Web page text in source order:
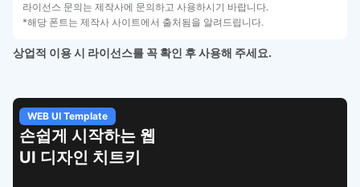
라이선스 문의는 제작사에 문의하고 사용하시기 바랍니다.
*해당 폰트는 제작사 사이트에서 출처됨을 알려드립니다.
상업적 이용 시 라이선스를 꼭 확인 후 사용해 주세요.
WEB UI Template
손쉽게 시작하는 웹
UI 디자인 치트키